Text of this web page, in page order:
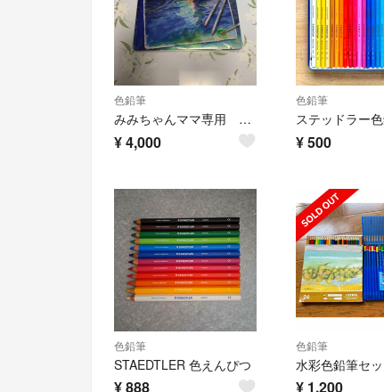
色鉛筆
みみちゃんママ専用 ステッドラー カラト 高級色鉛筆 36色
¥4,000
色鉛筆
ステッドラー
¥500
色鉛筆
STAEDTLER 色えんぴつ
¥888
色鉛筆
¥ 1,200